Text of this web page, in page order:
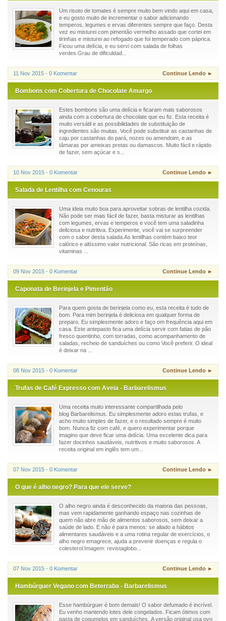
Um risoto de tomates é sempre muito bem vindo aqui em casa,
e eu gosto muito de incrementar o sabor adicionando
temperos, legumes e ervas diferentes sempre que faço. Desta
vez eu misturei com pimentão vermelho assado que cortei em
tirinhas e misturei ao refogado que foi temperado com páprica.
Ficou uma delícia, e eu servi com salada de folhas
verdes.Grau de dificuldad...
11 Nov 2015 - 0 Komentar Continue Lendo ►
Bombons com Cobertura de Chocolate Amargo
Estes bombons são uma delícia e ficaram mais saborosos
ainda com a cobertura de chocolate que eu fiz. Esta receita é
muito versátil e as possibilidades de substituição de
ingredientes são muitas. Você pode substituir as castanhas de
caju por castanhas do pará, nozes ou amendoim, e as
tâmaras por ameixas pretas ou damascos. Muito fácil e rápido
de fazer, sem açúcar e s...
10 Nov 2015 - 0 Komentar Continue Lendo ►
Salada de Lentilha com Cenouras
Uma ideia muito boa para aproveitar sobras de lentilha cozida.
Não pode ser mais fácil de fazer, basta misturar as lentilhas
com legumes, ervas e temperos e você tem uma saladinha
deliciosa e nutritiva. Experimente, você vai se surpreender
com o sabor desta salada.As lentilhas contém baixo teor
calórico e altíssimo valor nutricional. São ricas em proteínas,
vitaminas ...
09 Nov 2015 - 0 Komentar Continue Lendo ►
Caponata de Berinjela e Pimentão
Para quem gosta de berinjela como eu, esta receita é tudo de
bom. Para mim berinjela é deliciosa em qualquer forma de
preparo. Eu simplesmente adoro e faço om frequência aqui em
casa. Este antepasto fica uma delícia servir com fatias de pão
fresco quentinho, com torradas, como acompanhamento de
saladas, recheio de sanduíches ou como Você preferir. O ideal
é deixar na ...
08 Nov 2015 - 0 Komentar Continue Lendo ►
Trufas de Café Expresso com Aveia - Barbarelismus
Uma receita muito interessante compartilhada pelo
blog Barbarelismus. Eu simplesmente adoro estas trufas, e
acho muito simples de fazer, e o resultado sempre é muito
bom. Nunca fiz com café, e quero experimentar porque
imagino que deve ficar uma delícia. Uma excelente dica para
fazer docinhos saudáveis, nutritivos e muito saborosos. A
receita original em inglês tem um...
07 Nov 2015 - 0 Komentar Continue Lendo ►
O que é alho negro? Para que ele serve?
O alho negro ainda é desconhecido da maioria das pessoas,
mas vem rapidamente ganhando espaço nas cozinhas de
quem não abre mão de alimentos saborosos, sem deixar a
saúde de lado. E não é para menos: se aliado a hábitos
alimentares saudáveis e a uma rotina regular de exercícios, o
alho negro emagrece, ajuda a prevenir doenças e regula o
colesterol.Imagem: revistaglobo...
07 Nov 2015 - 0 Komentar Continue Lendo ►
Hambúrguer Vegano com Beterraba - Barbarelismus
Esse hambúrguer é bom demais! O sabor defumado é incrível.
Eu venho mantendo lotes dele congelados. Ficam ótimos com
pasta de cogumelos em sanduíches. A versão original usa ovo